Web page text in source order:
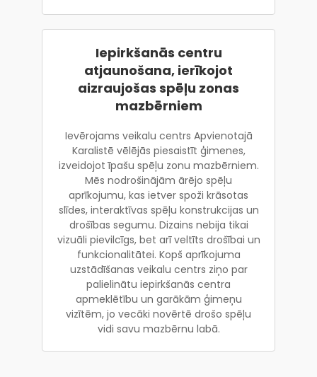
Iepirkšanās centru
atjaunošana, ierīkojot
aizraujošas spēļu zonas
mazbērniem
Ievērojams veikalu centrs Apvienotajā
Karalistē vēlējās piesaistīt ģimenes,
izveidojot īpašu spēļu zonu mazbērniem.
Mēs nodrošinājām ārējo spēļu
aprīkojumu, kas ietver spoži krāsotas
slīdes, interaktīvas spēļu konstrukcijas un
drošības segumu. Dizains nebija tikai
vizuāli pievilcīgs, bet arī veltīts drošībai un
funkcionalitātei. Kopš aprīkojuma
uzstādīšanas veikalu centrs ziņo par
palielinātu iepirkšanās centra
apmeklētību un garākām ģimeņu
vizītēm, jo vecāki novērtē drošo spēļu
vidi savu mazbērnu labā.